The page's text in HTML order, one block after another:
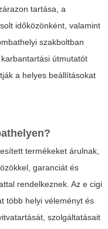
tartása, a
időközönként, valamint
szakboltban
útmutatót
a helyes beállításokat
termékeket árulnak,
garanciát és
rendelkeznek. Az e cigi
több helyi véleményt és
szolgáltatásait